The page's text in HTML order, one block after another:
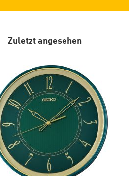
Zuletzt angesehen